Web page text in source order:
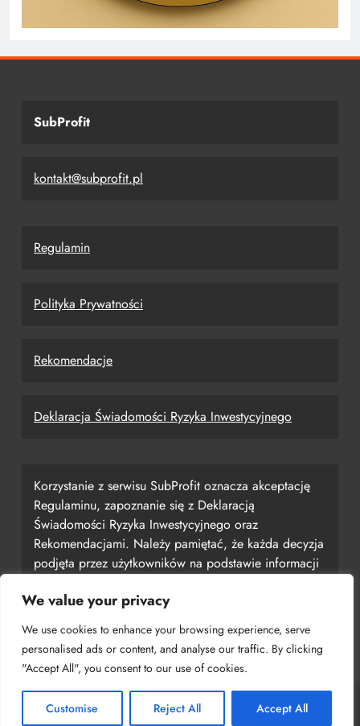
We value your privacy
We use cookies to enhance your browsing experience, serve
personalised ads or content, and analyse our traffic. By clicking
"Accept All", you consent to our use of cookies.
Customise Reject All Accept All
SubProfit
kontakt@subprofit.pl
Regulamin
Polityka Prywatności
Rekomendacje
Deklaracja Świadomości Ryzyka Inwestycyjnego
Korzystanie z serwisu SubProfit oznacza akceptację
Regulaminu, zapoznanie się z Deklaracją
Świadomości Ryzyka Inwestycyjnego oraz
Rekomendacjami. Należy pamiętać, że każda decyzja
podjęta przez użytkowników na podstawie informacji
odpowiedzialnością, a serwis SubProfit nie ponosi za
nią odpowiedzialności.
Copyright © 2024 SubProfit Powered By BlazeThemes